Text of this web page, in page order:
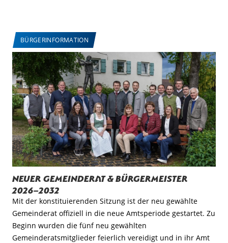
BÜRGERINFORMATION
Neuer Gemeinderat & Bürgermeister
2026–2032
Mit der konstituierenden Sitzung ist der neu gewählte
Gemeinderat offiziell in die neue Amtsperiode gestartet. Zu
Beginn wurden die fünf neu gewählten
Gemeinderatsmitglieder feierlich vereidigt und in ihr Amt